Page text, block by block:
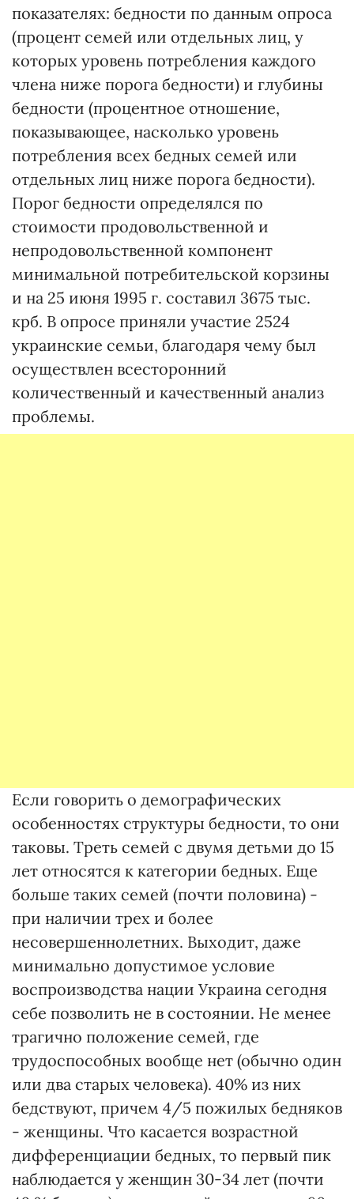
показателях: бедности по данным опроса
(процент семей или отдельных лиц, у
которых уровень потребления каждого
члена ниже порога бедности) и глубины
бедности (процентное отношение,
показывающее, насколько уровень
потребления всех бедных семей или
отдельных лиц ниже порога бедности).
Порог бедности определялся по
стоимости продовольственной и
непродовольственной компонент
минимальной потребительской корзины
и на 25 июня 1995 г. составил 3675 тыс.
крб. В опросе приняли участие 2524
украинские семьи, благодаря чему был
осуществлен всесторонний
количественный и качественный анализ
проблемы.
Если говорить о демографических
особенностях структуры бедности, то они
таковы. Треть семей с двумя детьми до 15
лет относятся к категории бедных. Еще
больше таких семей (почти половина) -
при наличии трех и более
несовершеннолетних. Выходит, даже
минимально допустимое условие
воспроизводства нации Украина сегодня
себе позволить не в состоянии. Не менее
трагично положение семей, где
трудоспособных вообще нет (обычно один
или два старых человека). 40% из них
бедствуют, причем 4/5 пожилых бедняков
- женщины. Что касается возрастной
дифференциации бедных, то первый пик
наблюдается у женщин 30-34 лет (почти